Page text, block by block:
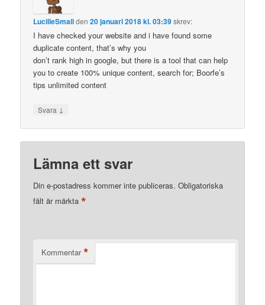
LucilleSmallden20 januari 2018 kl. 03:39skrev:
I have checked your website and i have found some
duplicate content, that’s why you
don’t rank high in google, but there is a tool that can help
you to create 100% unique content, search for; Boorfe’s
tips unlimited content
Svara ↓
Lämna ett svar
Din e-postadress kommer inte publiceras. Obligatoriska
fält är märkta*
Kommentar *